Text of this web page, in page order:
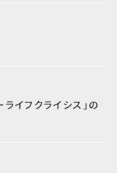
イフクライシス」の